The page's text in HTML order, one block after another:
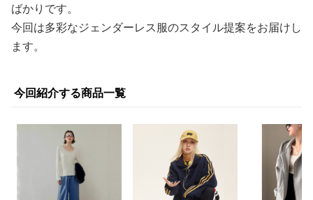
ばかりです。
今回は多彩なジェンダーレス服のスタイル提案をお届けし
ます。
今回紹介する商品一覧